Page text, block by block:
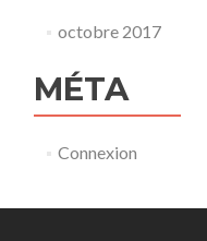
octobre 2017
MÉTA
Connexion